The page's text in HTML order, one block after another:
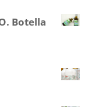
Botella